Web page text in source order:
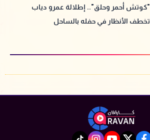
"كوتش أحمر وحلق".. إطلالة عمرو دياب
تخطف الأنظار في حفله بالساحل